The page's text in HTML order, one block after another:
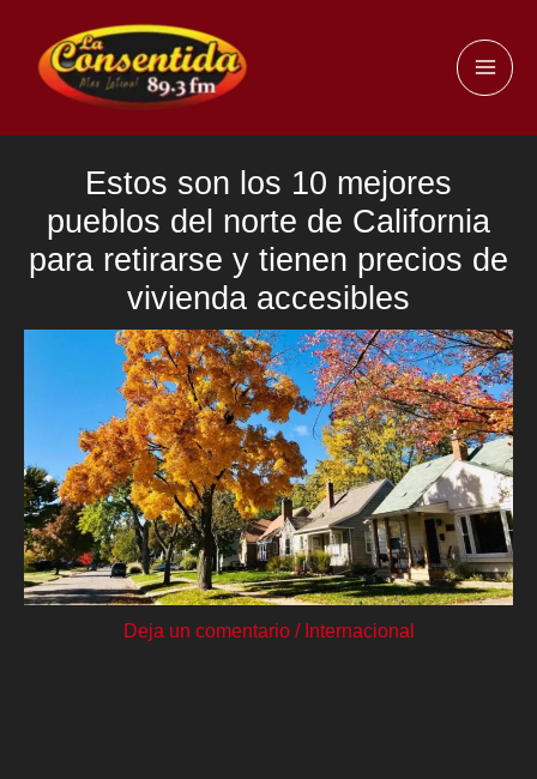
contenido
Estos son los 10 mejores
pueblos del norte de California
para retirarse y tienen precios de
vivienda accesibles
Deja un comentario / Internacional